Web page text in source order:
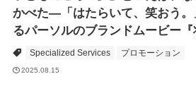
かべた―「はたらいて、笑おう。
るパーソルのブランドムービー『
Specialized Services プロモーション
2025.08.15